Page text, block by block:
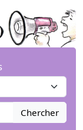
Chercher